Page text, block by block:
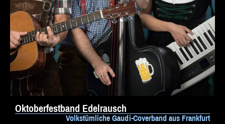
Oktoberfestband Edelrausch
Volkstümliche Gaudi-Coverband aus Frankfurt